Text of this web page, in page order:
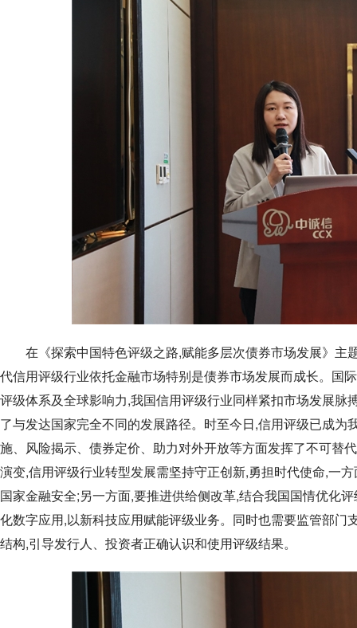
在《探索中国特色评级之路,赋能多层次债券市场发展》
代信用评级行业依托金融市场特别是债券市场发展而成长。国
评级体系及全球影响力,我国信用评级行业同样紧扣市场发展
了与发达国家完全不同的发展路径。时至今日,信用评级已成
施、风险揭示、债券定价、助力对外开放等方面发挥了不可替
演变,信用评级行业转型发展需坚持守正创新,勇担时代使命,一
国家金融安全;另一方面,要推进供给侧改革,结合我国国情优化
化数字应用,以新科技应用赋能评级业务。同时也需要监管部
结构,引导发行人、投资者正确认识和使用评级结果。